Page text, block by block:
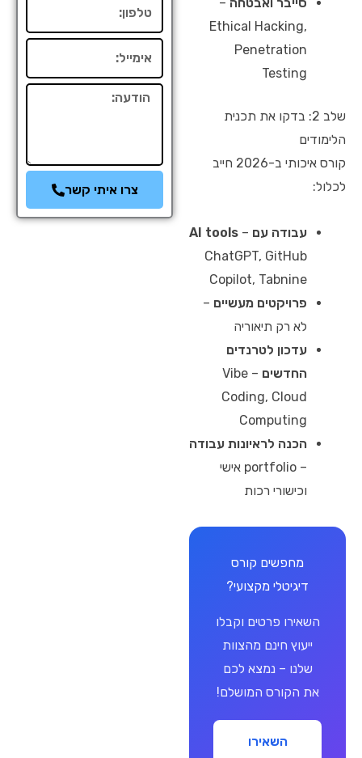
Ethical Hacking,
Penetration
Testing
שלב 2: בדקו את תכנית
הלימודים
קורס איכותי ב-2026 חייב
לכלול:
עבודה עם AI tools –
ChatGPT, GitHub
Copilot, Tabnine
פרויקטים מעשיים –
לא רק תיאוריה
עדכון לטרנדים
החדשים
– Vibe
Coding, Cloud
Computing
הכנה לראיונות עבודה
– portfolio אישי
וכישורי רכות
מחפשים קורס
דיגיטלי מקצועי?
השאירו פרטים וקבלו
ייעוץ חינם מהצוות
שלנו – נמצא לכם
את הקורס המושלם!
השאירו
הודעה
צרו איתי קשר